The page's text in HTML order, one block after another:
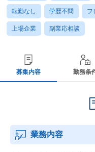
転勤なし 学歴不問 フ
上場企業 副業応相談
募集内容 勤務条
業務内容